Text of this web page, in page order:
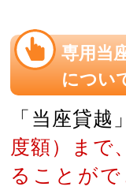
専用当
につい
「当座貸越
度額）まで
ることが